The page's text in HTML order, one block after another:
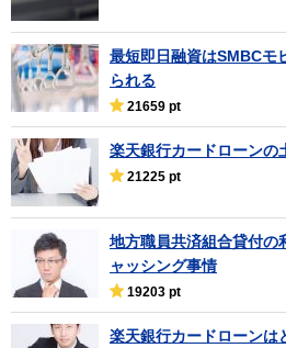
最短即日融資はSMBCモ
られる
21659 pt
楽天銀行カードローンの
21225 pt
地方職員共済組合貸付の
ャッシング事情
19203 pt
楽天銀行カードローンは